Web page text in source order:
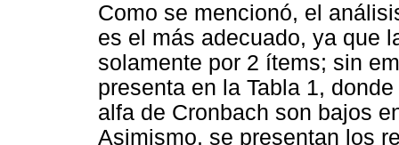
Como se mencionó, el
es el más adecuado, ya que
solamente por 2 ítems; sin
presenta en la Tabla 1,
alfa de Cronbach son bajos
Asimismo, se presentan los